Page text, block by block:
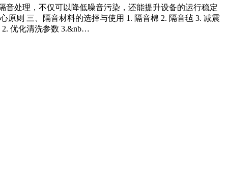
处理，不仅可以降低噪音污染，还能提升设备的运行稳定
则 三、隔音材料的选择与使用 1. 隔音棉 2. 隔音毡 3. 减震
2. 优化清洗参数 3.&nb…